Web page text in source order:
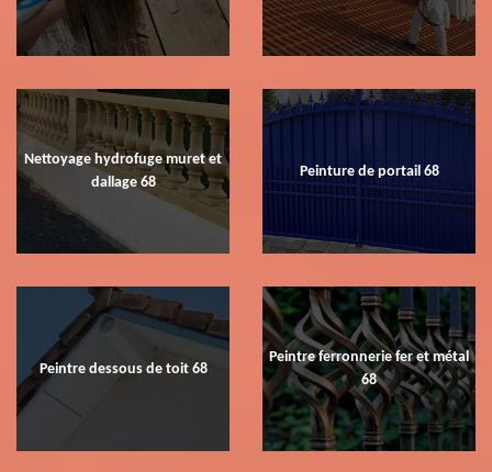
Nettoyage hydrofuge muret et
dallage 68
Peinture de portail 68
Peintre dessous de toit 68
Peintre ferronnerie fer et métal
68